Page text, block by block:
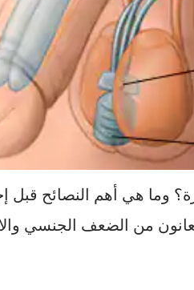
وما هي أهم النصائح قبل
من الضعف الجنسي